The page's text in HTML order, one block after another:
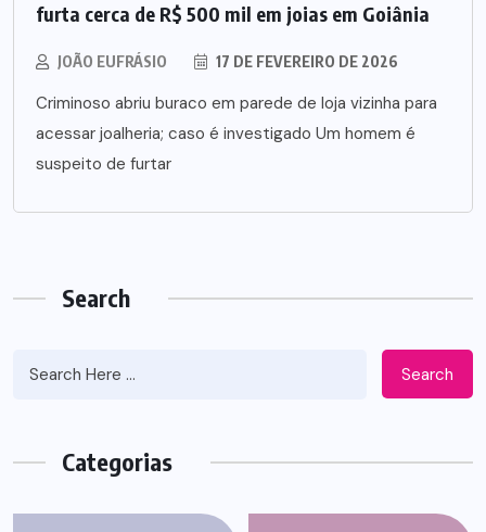
furta cerca de R$ 500 mil em joias em Goiânia
JOÃO EUFRÁSIO 17 DE FEVEREIRO DE 2026
Criminoso abriu buraco em parede de loja vizinha para
acessar joalheria; caso é investigado Um homem é
suspeito de furtar
Search
Search
Categorias